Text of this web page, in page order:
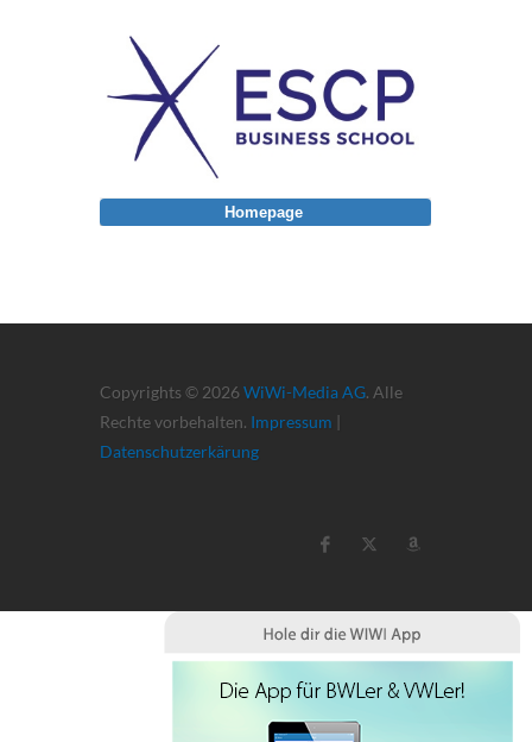
Copyrights © 2026 WiWi-Media AG. Alle
Rechte vorbehalten. Impressum |
Datenschutzerkärung
Homepage